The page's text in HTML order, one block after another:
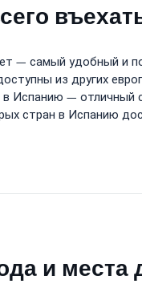
— самый удобный и
из других
в Испанию — отличный
стран в Испанию
и места